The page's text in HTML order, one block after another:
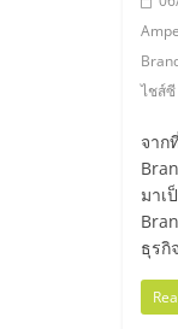
ร
ไชส์ซี
จาก
มาเ
ธุรกิ